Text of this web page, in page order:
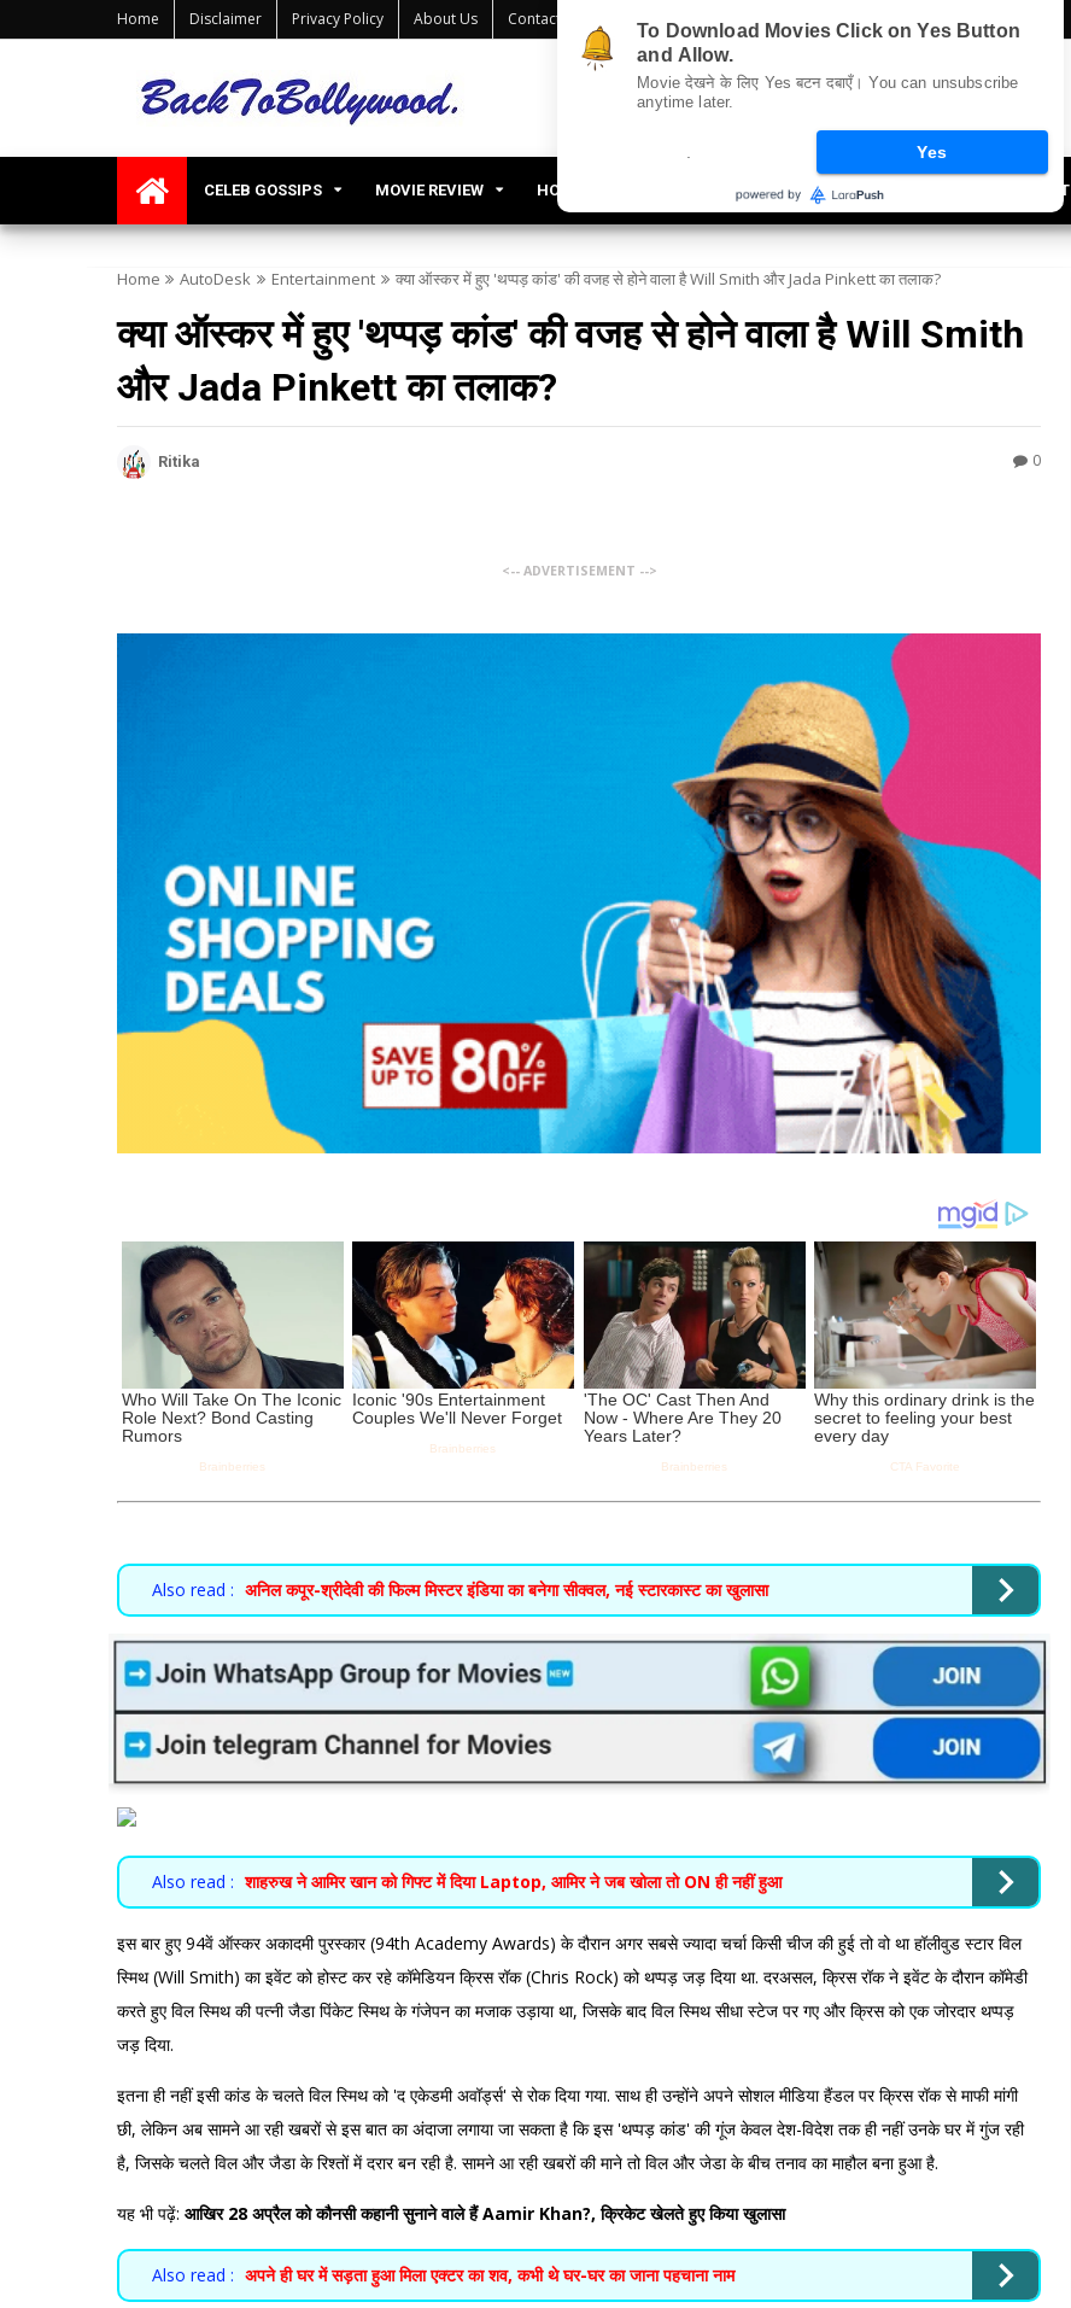
Home Disclaimer Privacy Policy About Us Contact Us Sitemap
CELEB GOSSIPS MOVIE REVIEW HOLLYWOOD UPDATES LIFESTYLE OFFBEAT
Home AutoDesk Entertainment क्या ऑस्कर में हुए 'थप्पड़ कांड' की वजह से होने वाला है Will Smith और Jada Pinkett का तलाक?
क्या ऑस्कर में हुए 'थप्पड़ कांड' की वजह से होने वाला है Will Smith
और Jada Pinkett का तलाक?
Ritika 0
<-- ADVERTISEMENT -->
Also read : अनिल कपूर-श्रीदेवी की फिल्म मिस्टर इंडिया का बनेगा सीक्वल, नई स्टारकास्ट का खुलासा
Also read : शाहरुख ने आमिर खान को गिफ्ट में दिया Laptop, आमिर ने जब खोला तो ON ही नहीं हुआ
इस बार हुए 94वें ऑस्कर अकादमी पुरस्कार (94th Academy Awards) के दौरान अगर सबसे ज्यादा चर्चा किसी चीज की हुई तो वो था हॉलीवुड स्टार विल
स्मिथ (Will Smith) का इवेंट को होस्ट कर रहे कॉमेडियन क्रिस रॉक (Chris Rock) को थप्पड़ जड़ दिया था. दरअसल, क्रिस रॉक ने इवेंट के दौरान कॉमेडी
करते हुए विल स्मिथ की पत्नी जैडा पिंकेट स्मिथ के गंजेपन का मजाक उड़ाया था, जिसके बाद विल स्मिथ सीधा स्टेज पर गए और क्रिस को एक जोरदार थप्पड़
जड़ दिया.
इतना ही नहीं इसी कांड के चलते विल स्मिथ को 'द एकेडमी अवॉर्ड्स' से रोक दिया गया. साथ ही उन्होंने अपने सोशल मीडिया हैंडल पर क्रिस रॉक से माफी मांगी
छी, लेकिन अब सामने आ रही खबरों से इस बात का अंदाजा लगाया जा सकता है कि इस 'थप्पड़ कांड' की गूंज केवल देश-विदेश तक ही नहीं उनके घर में गुंज रही
है, जिसके चलते विल और जैडा के रिश्तों में दरार बन रही है. सामने आ रही खबरों की माने तो विल और जेडा के बीच तनाव का माहौल बना हुआ है.
यह भी पढ़ें: आखिर 28 अप्रैल को कौनसी कहानी सुनाने वाले हैं Aamir Khan?, क्रिकेट खेलते हुए किया खुलासा
Also read : अपने ही घर में सड़ता हुआ मिला एक्टर का शव, कभी थे घर-घर का जाना पहचाना नाम
To Download Movies Click on Yes Button
and Allow.
Movie देखने के लिए Yes बटन दबाएँ। You can unsubscribe
anytime later.
Yes